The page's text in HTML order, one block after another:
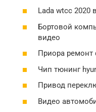
Lada wtcc 2020
Бортовой
видео
Приора ремонт
Чип тюнинг
Привод
Видео